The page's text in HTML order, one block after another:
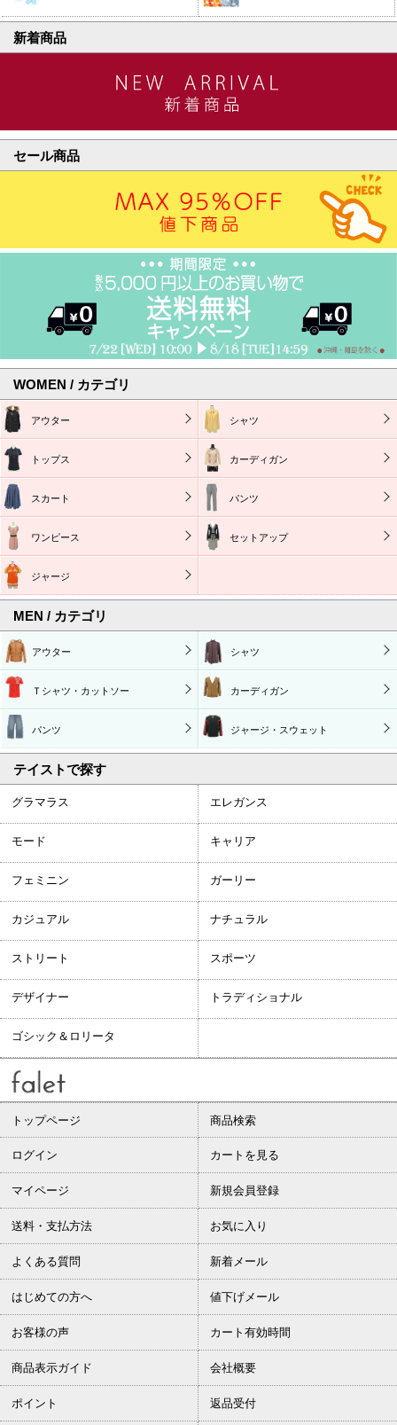
新着商品
セール商品
WOMEN / カテゴリ
アウター シャツ
トップス カーディガン
スカート パンツ
ワンピース セットアップ
ジャージ
MEN / カテゴリ
アウター シャツ
Ｔシャツ・カットソー カーディガン
パンツ ジャージ・スウェット
テイストで探す
グラマラス エレガンス
モード キャリア
フェミニン ガーリー
カジュアル ナチュラル
ストリート スポーツ
デザイナー トラディショナル
ゴシック＆ロリータ
トップページ 商品検索
ログイン カートを見る
マイページ 新規会員登録
送料・支払方法 お気に入り
よくある質問 新着メール
はじめての方へ 値下げメール
お客様の声 カート有効時間
商品表示ガイド 会社概要
ポイント 返品受付